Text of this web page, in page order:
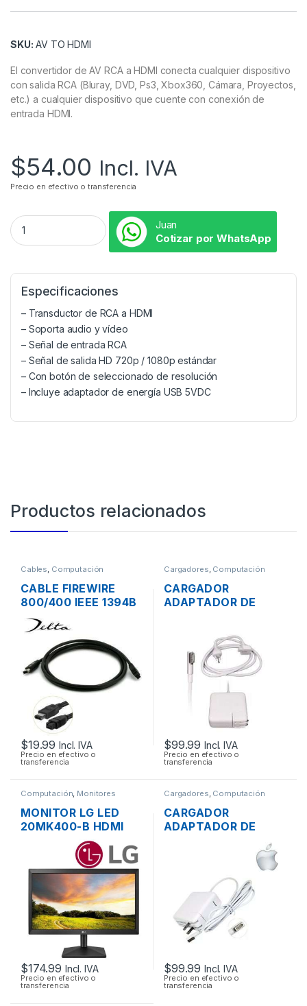
SKU: AV TO HDMI
El convertidor de AV RCA a HDMI conecta cualquier dispositivo
con salida RCA (Bluray, DVD, Ps3, Xbox360, Cámara, Proyectos,
etc.) a cualquier dispositivo que cuente con conexión de
entrada HDMI.
$54.00 Incl. IVA
Precio en efectivo o transferencia
Juan
Cotizar por WhatsApp
Especificaciones
– Transductor de RCA a HDMI
– Soporta audio y vídeo
– Señal de entrada RCA
– Señal de salida HD 720p / 1080p estándar
– Con botón de seleccionado de resolución
– Incluye adaptador de energía USB 5VDC
Productos relacionados
Cables, Computación
CABLE FIREWIRE
800/400 IEEE 1394B
9/6 PINES MACHO
DE 2 PIES 60CM
$19.99 Incl. IVA
Precio en efectivo o
transferencia
Cargadores, Computación
CARGADOR
ADAPTADOR DE
MAGSAFE 16.5V
3.65A 60W
ORIGINAL + CABLE
DE PODER
$99.99 Incl. IVA
Precio en efectivo o
transferencia
Computación Monitores
MONITOR LG LED
20MK400-B HDMI
VGA FLAT PANEL
WIDE SCREEN DE
20”
$174.99 Incl. IVA
Precio en efectivo o
transferencia
Cargadores Computación
CARGADOR
ADAPTADOR DE
ENERGÍA MAC APPLE
MAGSAFE 15.4V 3.1A
45W ORIGINAL
$99.99 Incl. IVA
Precio en efectivo o
transferencia